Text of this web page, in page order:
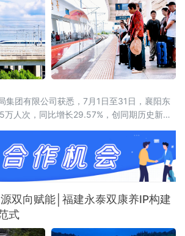
集团有限公司获悉，7月1日至31日，襄阳东
人次，同比增长29.57%，创同期历史新
路开通运营，武西高铁实现全线贯通，襄阳
缩至1小时41分。据统计，7月份，襄阳东站
旅
双向赋能│福建永泰双康养IP构建
式